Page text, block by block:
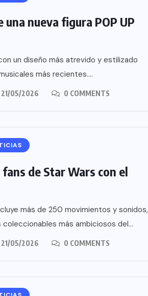
nueva figura POP UP
un diseño más atrevido y estilizado
más recientes....
21/05/2026 0 COMMENTS
de Star Wars con el
más de 250 movimientos y sonidos,
más ambiciosos del...
21/05/2026 0 COMMENTS